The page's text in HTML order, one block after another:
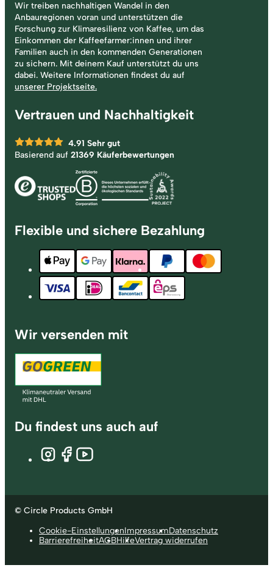
Wir treiben nachhaltigen Wandel in den
Anbauregionen voran und unterstützen die
Forschung zur Klimaresilienz von Kaffee, um das
Einkommen der Kaffeefarmer:innen und ihrer
Familien auch in den kommenden Generationen
zu sichern. Mit deinem Kauf unterstützt du uns
dabei. Weitere Informationen findest du auf
unserer Projektseite.
Vertrauen und Nachhaltigkeit
4.91 Sehr gut
Basierend auf 21369 Käuferbewertungen
Flexible und sichere Bezahlung
Wir versenden mit
Du findest uns auch auf
© Circle Products GmbH
Cookie-EinstellungenImpressumDatenschutz
BarrierefreiheitAGBHilfeVertrag widerrufen